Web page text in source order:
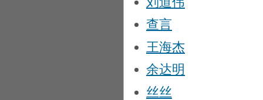
查言
王海杰
余达明
丝丝